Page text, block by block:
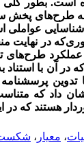
است. بطور کلی
طرح‌های پخش
شناسایی
در نهایت
بر عملکرد
با استناد
هستند که
، معیار ،